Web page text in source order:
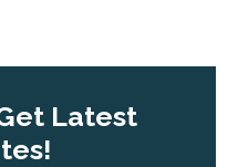
Latest